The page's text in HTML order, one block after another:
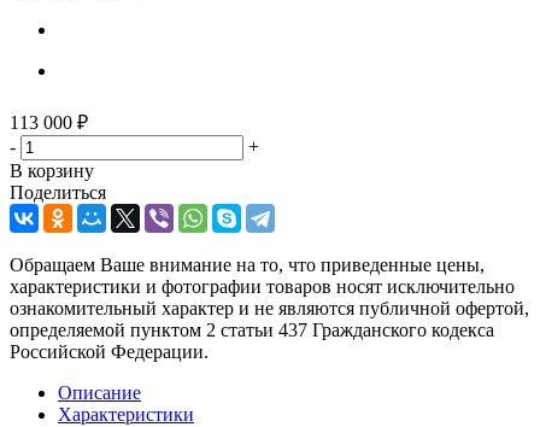
113 000 ₽
-
+
В корзину
Поделиться
Обращаем Ваше внимание на то, что приведенные цены,
характеристики и фотографии товаров носят исключительно
ознакомительный характер и не являются публичной офертой,
определяемой пунктом 2 статьи 437 Гражданского кодекса
Российской Федерации.
Описание
Характеристики